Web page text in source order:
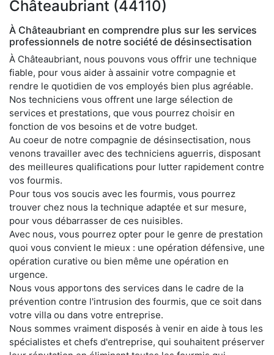
Châteaubriant (44110)
À Châteaubriant en comprendre plus sur les services
professionnels de notre société de désinsectisation
À Châteaubriant, nous pouvons vous offrir une technique
fiable, pour vous aider à assainir votre compagnie et
rendre le quotidien de vos employés bien plus agréable.
Nos techniciens vous offrent une large sélection de
services et prestations, que vous pourrez choisir en
fonction de vos besoins et de votre budget.
Au coeur de notre compagnie de désinsectisation, nous
venons travailler avec des techniciens aguerris, disposant
des meilleures qualifications pour lutter rapidement contre
vos fourmis.
Pour tous vos soucis avec les fourmis, vous pourrez
trouver chez nous la technique adaptée et sur mesure,
pour vous débarrasser de ces nuisibles.
Avec nous, vous pourrez opter pour le genre de prestation
quoi vous convient le mieux : une opération défensive, une
opération curative ou bien même une opération en
urgence.
Nous vous apportons des services dans le cadre de la
prévention contre l'intrusion des fourmis, que ce soit dans
votre villa ou dans votre entreprise.
Nous sommes vraiment disposés à venir en aide à tous les
spécialistes et chefs d'entreprise, qui souhaitent préserver